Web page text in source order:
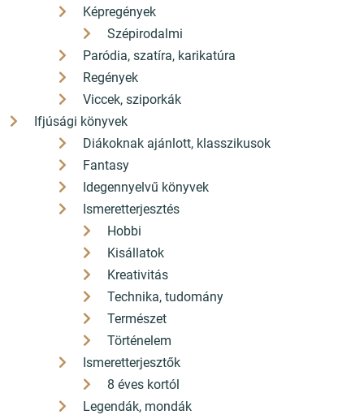
Képregények
Szépirodalmi
Paródia, szatíra, karikatúra
Regények
Viccek, sziporkák
Ifjúsági könyvek
Diákoknak ajánlott, klasszikusok
Fantasy
Idegennyelvű könyvek
Ismeretterjesztés
Hobbi
Kisállatok
Kreativitás
Technika, tudomány
Természet
Történelem
Ismeretterjesztők
8 éves kortól
Legendák, mondák